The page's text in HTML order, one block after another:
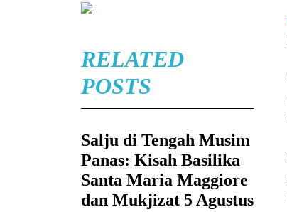
RELATED
POSTS
Salju di Tengah Musim
Panas: Kisah Basilika
Santa Maria Maggiore
dan Mukjizat 5 Agustus